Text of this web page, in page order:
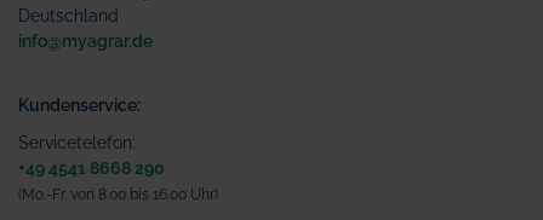
Deutschland
info@myagrar.de
Kundenservice:
Servicetelefon:
+49 4541 8668 290
(Mo.-Fr. von 8.00 bis 16.00 Uhr)